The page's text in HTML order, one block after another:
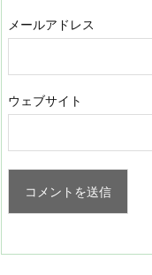
メールアドレス
ウェブサイト